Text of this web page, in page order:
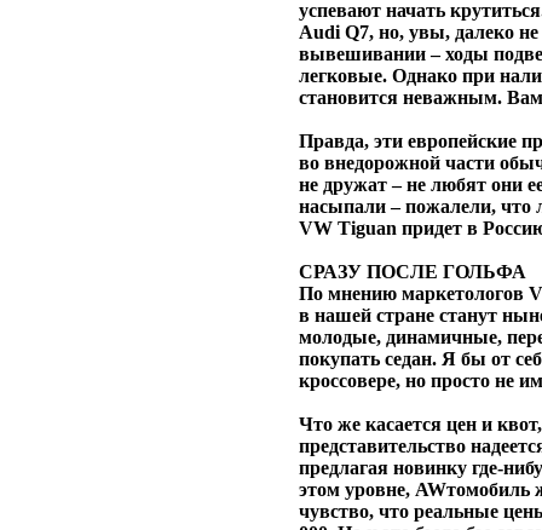
успевают начать
Audi Q7, но, увы, далеко
вывешивании – ходы
легковые. Однако при
становится неважным.
Правда, эти европейские
во внедорожной части
не дружат – не любят они
насыпали – пожалели, что
VW Tiguan придет в
СРАЗУ ПОСЛЕ ГОЛЬФА
По мнению маркетологов
в нашей стране станут
молодые, динамичные,
покупать седан. Я бы от
кроссовере, но просто не
Что же касается цен и
представительство
предлагая новинку где-
этом уровне, AWтомобиль
чувство, что реальные